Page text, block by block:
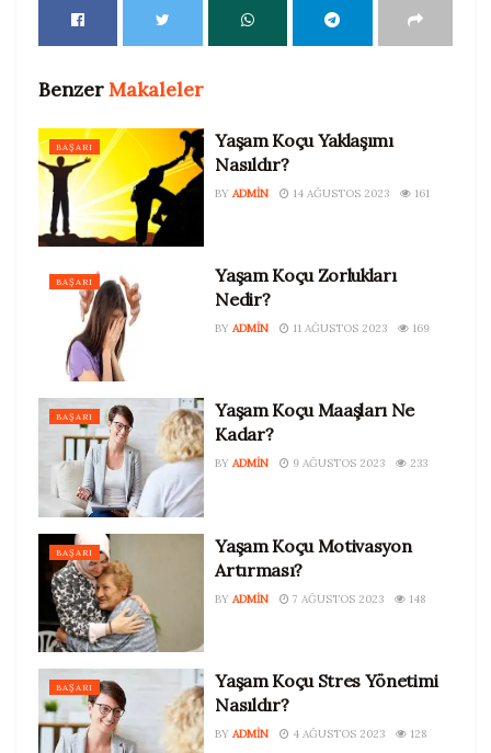
BenzerMakaleler
BAŞARI
Yaşam Koçu Yaklaşımı
Nasıldır?
BY ADMIN 14 AĞUSTOS 2023 161
BAŞARI
Yaşam Koçu Zorlukları
Nedir?
BY ADMIN 11 AĞUSTOS 2023 169
BAŞARI
Yaşam Koçu Maaşları Ne
Kadar?
BY ADMIN 9 AĞUSTOS 2023 233
BAŞARI
Yaşam Koçu Motivasyon
Artırması?
BY ADMIN 7 AĞUSTOS 2023 148
BAŞARI
Yaşam Koçu Stres Yönetimi
Nasıldır?
BY ADMIN 4 AĞUSTOS 2023 128